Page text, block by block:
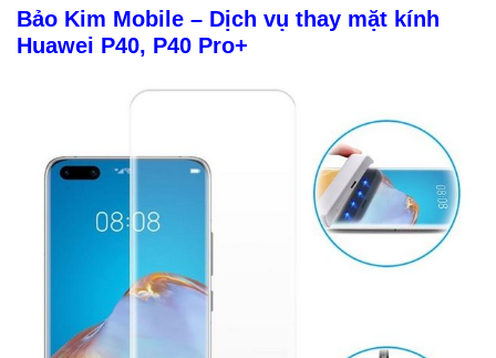
Bảo Kim Mobile – Dịch vụ thay mặt kính
Huawei P40, P40 Pro+